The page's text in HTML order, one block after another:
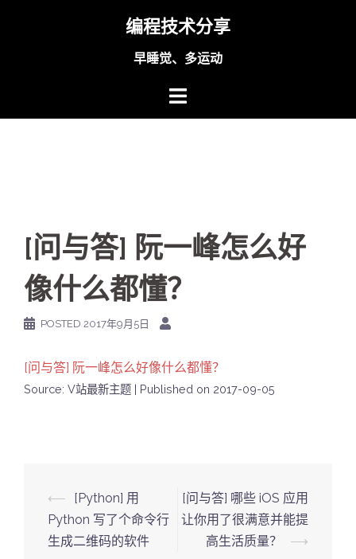
编程技术分享
早睡觉、多运动
[问与答] 阮一峰怎么好
像什么都懂？
POSTED 2017年9月5日
[问与答] 阮一峰怎么好像什么都懂？
Source: V站最新主题 Published on 2017-09-05
Post
navigation
⟵
[Python] 用
Python 写了个命令行
生成二维码的软件
[问与答] 哪些 iOS 应用
让你用了很满意并能提
高生活质量？
⟶